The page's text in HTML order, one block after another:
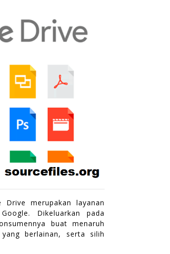
Drive merupakan layanan
Dikeluarkan pada
buat menaruh
berlainan, serta silih